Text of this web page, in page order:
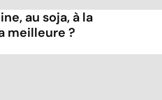
au soja, à la
meilleure ?